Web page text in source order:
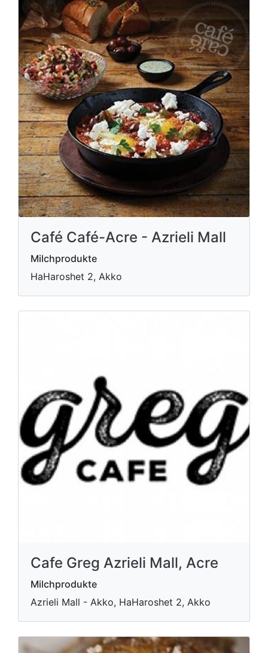
Café Café-Acre - Azrieli Mall
Milchprodukte
HaHaroshet 2, Akko
Cafe Greg Azrieli Mall, Acre
Milchprodukte
Azrieli Mall - Akko, HaHaroshet 2, Akko